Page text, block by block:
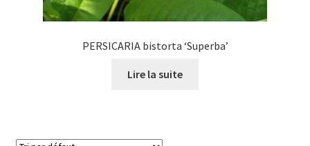
PERSICARIA bistorta ‘Superba’
Lire la suite